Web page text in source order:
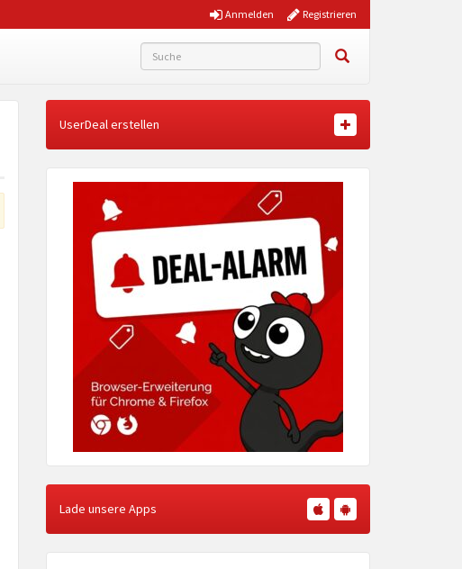
Registrieren
Anmelden
UserDeal erstellen
Lade unsere Apps